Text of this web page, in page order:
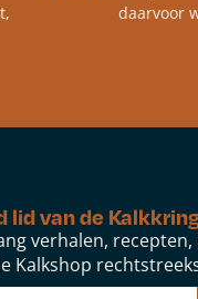
daarvoor
lid van de
verhalen,
Kalkshop